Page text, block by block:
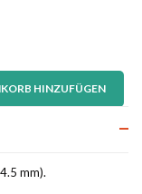
HINZUFÜGEN
mm).